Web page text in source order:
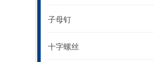
子母钉
十字螺丝